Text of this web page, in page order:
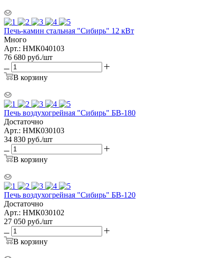
Печь-камин стальная "Сибирь" 12 кВт
Много
Арт.: НМК040103
76 680 руб./шт
В корзину
Печь воздухогрейная "Сибирь" БВ-180
Достаточно
Арт.: НМК030103
34 830 руб./шт
В корзину
Печь воздухогрейная "Сибирь" БВ-120
Достаточно
Арт.: НМК030102
27 050 руб./шт
В корзину